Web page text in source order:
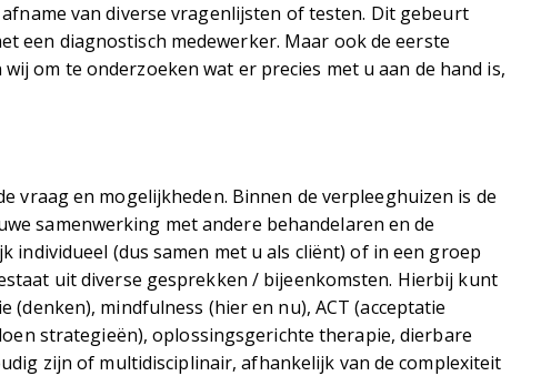
van diverse vragenlijsten of testen. Dit gebeurt
een diagnostisch medewerker. Maar ook de eerste
om te onderzoeken wat er precies met u aan de hand is,
vraag en mogelijkheden. Binnen de verpleeghuizen is de
samenwerking met andere behandelaren en de
(dus samen met u als cliënt) of in een groep
uit diverse gesprekken / bijeenkomsten. Hierbij kunt
mindfulness (hier en nu), ACT (acceptatie
strategieën), oplossingsgerichte therapie, dierbare
zijn of multidisciplinair, afhankelijk van de complexiteit